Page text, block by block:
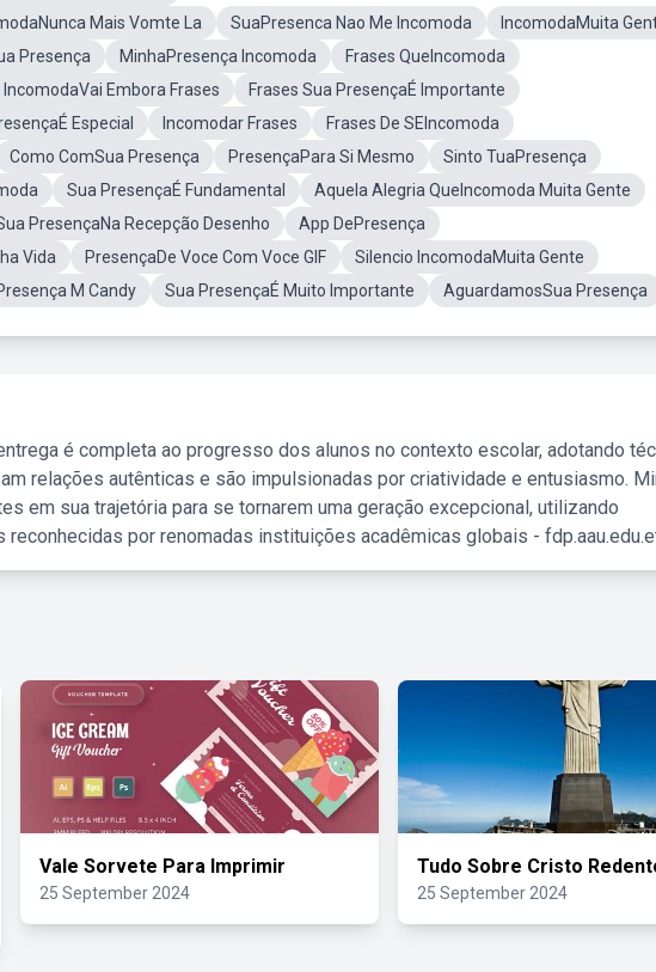
Mais Vomte La
SuaPresenca Nao Me Incomoda
IncomodaMuita
Presença MinhaPresença Incomoda
Frases QueIncomoda
IncomodaVai Embora Frases
Frases Sua PresençaÉ Importante
Especial Incomodar Frases
Frases De SEIncomoda
Como ComSua Presença PresençaPara Si Mesmo
Sinto TuaPresença
Sua PresençaÉ Fundamental
Aquela Alegria QueIncomoda Muita Gente
PresençaNa Recepção Desenho
App DePresença
Vida
PresençaDe Voce Com Voce GIF
Silencio IncomodaMuita Gente
M Candy Sua PresençaÉ Muito Importante AguardamosSua Presença
é completa ao progresso dos alunos no contexto escolar, adotando
relações autênticas e são impulsionadas por criatividade e entusiasmo.
em sua trajetória para se tornarem uma geração excepcional, utilizando
por renomadas instituições acadêmicas globais -
Vale Sorvete Para Imprimir
25 September 2024
Tudo Sobre Cristo
25 September 2024